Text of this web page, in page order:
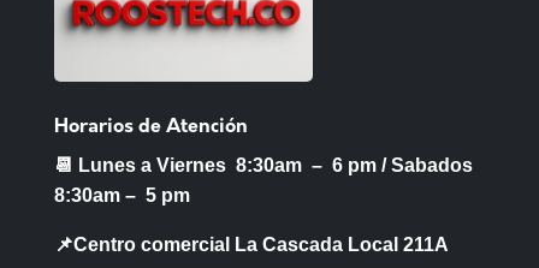
Horarios de Atención
📆 Lunes a Viernes 8:30am – 6 pm /Sabados
8:30am – 5 pm
📌Centro comercial La Cascada Local 211A